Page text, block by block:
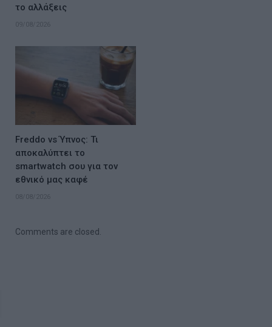
το αλλάξεις
09/08/2026
Freddo vs Ύπνος: Τι
αποκαλύπτει το
smartwatch σου για τον
εθνικό μας καφέ
08/08/2026
Comments are closed.